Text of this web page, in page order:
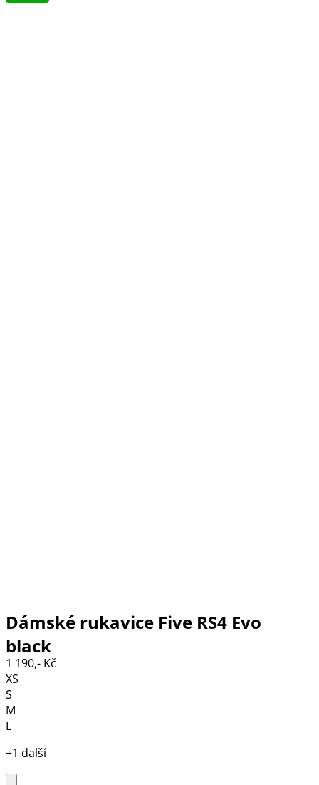
Dámské rukavice Five RS4 Evo
black
1 190,- Kč
XS
S
M
L
+1 další